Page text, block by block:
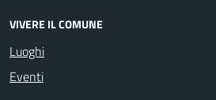
VIVERE IL COMUNE
Luoghi
Eventi